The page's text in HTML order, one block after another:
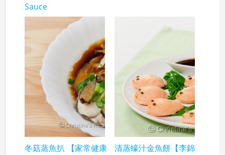
Sauce
冬菇蒸魚扒 【家常健康
清蒸蠔汁金魚餅【李錦